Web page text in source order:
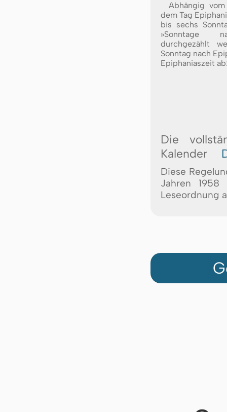
Abhängig
dem Tag
bis sechs
»Sonntage
durchgezählt
Sonntag nach
Epiphaniaszeit
Die
Kalender
Diese
Jahren
Leseordnung